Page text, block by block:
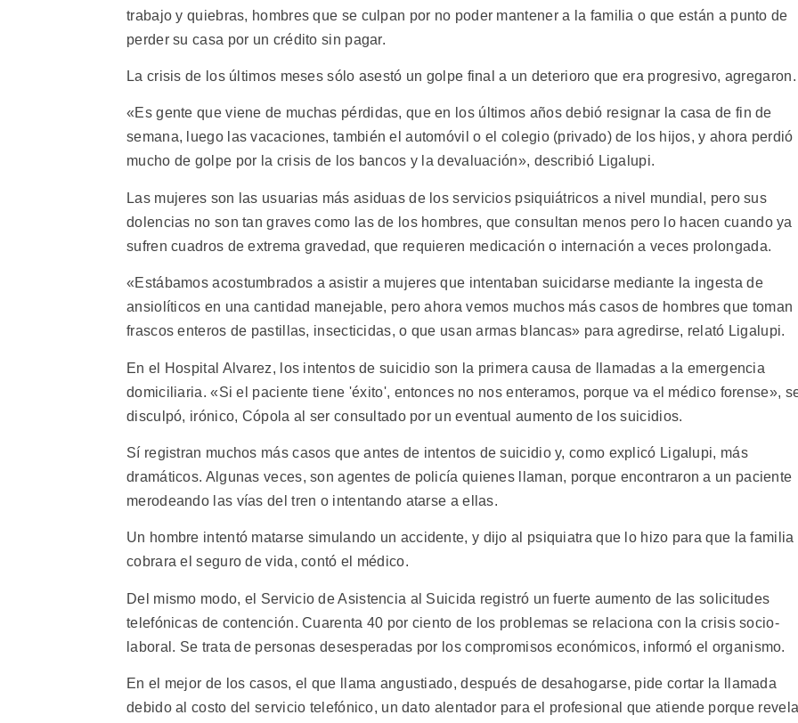
trabajo y quiebras, hombres que se culpan por no poder mantener a la familia o que están a punto de
perder su casa por un crédito sin pagar.
La crisis de los últimos meses sólo asestó un golpe final a un deterioro que era progresivo, agregaron.
«Es gente que viene de muchas pérdidas, que en los últimos años debió resignar la casa de fin de
semana, luego las vacaciones, también el automóvil o el colegio (privado) de los hijos, y ahora perdió
mucho de golpe por la crisis de los bancos y la devaluación», describió Ligalupi.
Las mujeres son las usuarias más asiduas de los servicios psiquiátricos a nivel mundial, pero sus
dolencias no son tan graves como las de los hombres, que consultan menos pero lo hacen cuando ya
sufren cuadros de extrema gravedad, que requieren medicación o internación a veces prolongada.
«Estábamos acostumbrados a asistir a mujeres que intentaban suicidarse mediante la ingesta de
ansiolíticos en una cantidad manejable, pero ahora vemos muchos más casos de hombres que toman
frascos enteros de pastillas, insecticidas, o que usan armas blancas» para agredirse, relató Ligalupi.
En el Hospital Alvarez, los intentos de suicidio son la primera causa de llamadas a la emergencia
domiciliaria. «Si el paciente tiene 'éxito', entonces no nos enteramos, porque va el médico forense»,
disculpó, irónico, Cópola al ser consultado por un eventual aumento de los suicidios.
Sí registran muchos más casos que antes de intentos de suicidio y, como explicó Ligalupi, más
dramáticos. Algunas veces, son agentes de policía quienes llaman, porque encontraron a un paciente
merodeando las vías del tren o intentando atarse a ellas.
Un hombre intentó matarse simulando un accidente, y dijo al psiquiatra que lo hizo para que la familia
cobrara el seguro de vida, contó el médico.
Del mismo modo, el Servicio de Asistencia al Suicida registró un fuerte aumento de las solicitudes
telefónicas de contención. Cuarenta 40 por ciento de los problemas se relaciona con la crisis socio-
laboral. Se trata de personas desesperadas por los compromisos económicos, informó el organismo.
En el mejor de los casos, el que llama angustiado, después de desahogarse, pide cortar la llamada
debido al costo del servicio telefónico, un dato alentador para el profesional que atiende porque